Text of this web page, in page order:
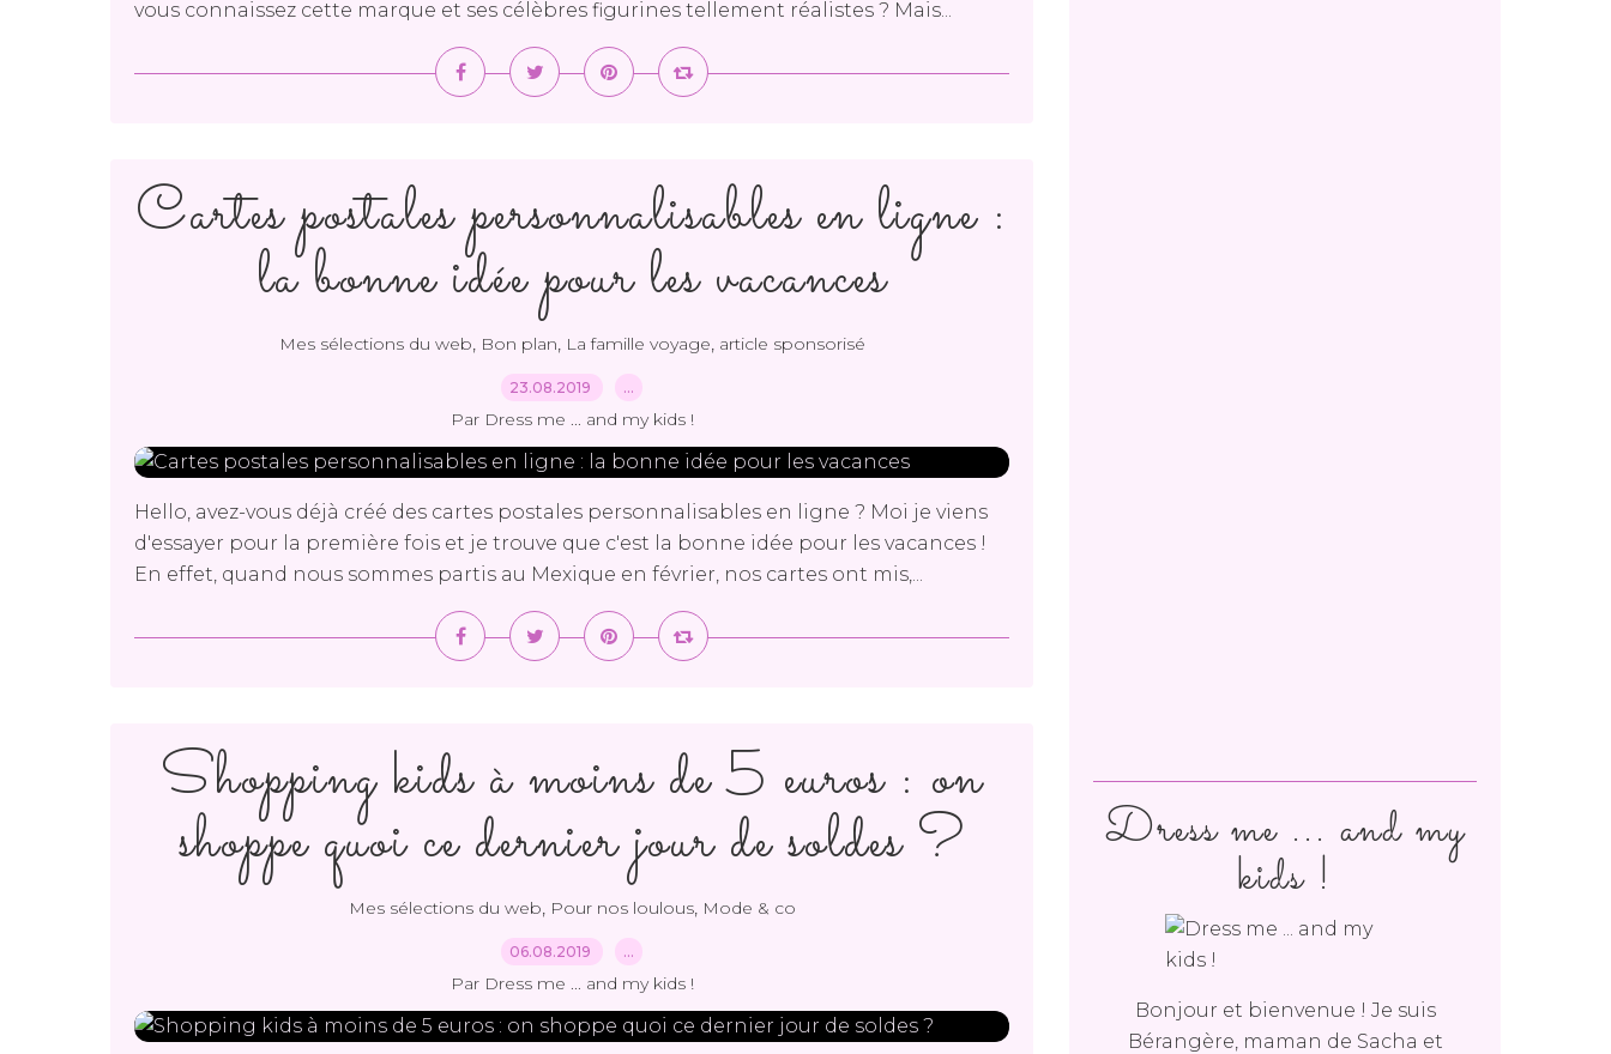
vous connaissez cette marque et ses célèbres figurines tellement réalistes ? Mais...
Cartes postales personnalisables en ligne :
la bonne idée pour les vacances
Mes sélections du web, Bon plan, La famille voyage, article sponsorisé
23.08.2019 …
Par Dress me ... and my kids !
Hello, avez-vous déjà créé des cartes postales personnalisables en ligne ? Moi je viens
d'essayer pour la première fois et je trouve que c'est la bonne idée pour les vacances !
En effet, quand nous sommes partis au Mexique en février, nos cartes ont mis,...
Shopping kids à moins de 5 euros : on
shoppe quoi ce dernier jour de soldes ?
Mes sélections du web, Pour nos loulous, Mode & co
06.08.2019 …
Par Dress me ... and my kids !
Dress me ... and my
kids !
Bonjour et bienvenue ! Je suis
Bérangère, maman de Sacha et